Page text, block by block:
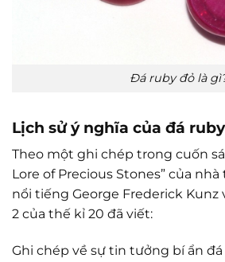
Đá ruby đỏ là
Lịch sử ý nghĩa của đá
Theo một ghi chép trong cuốn
Lore of Precious Stones” của
nổi tiếng George Frederick
2 của thế kỉ 20 đã viết:
Ghi chép về sự tin tưởng bí ẩn